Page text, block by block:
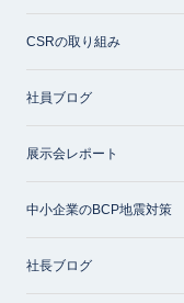
CSRの取り組み
社員ブログ
展示会レポート
中小企業のBCP地震対策
社長ブログ